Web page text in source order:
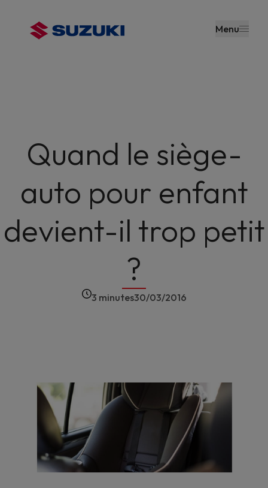
principal
Menu
Quand le siège-
auto pour enfant
devient-il trop petit
?
3 minutes30/03/2016